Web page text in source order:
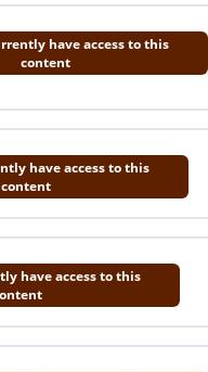
have access to this
content
have access to this
content
have access to this